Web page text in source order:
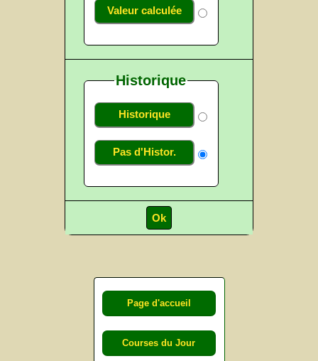
Valeur calculée
Historique
Historique
Pas d'Histor.
Page d'accueil
Courses du Jour